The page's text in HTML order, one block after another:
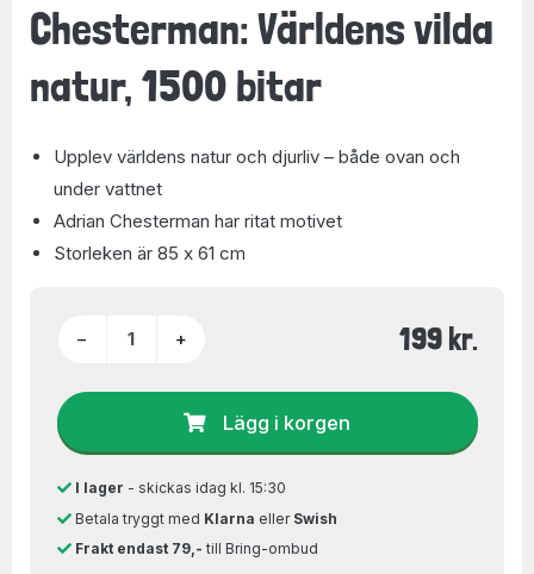
Chesterman: Världens vilda
natur, 1500 bitar
Upplev världens natur och djurliv – både ovan och
under vattnet
Adrian Chesterman har ritat motivet
Storleken är 85 x 61 cm
− + 199 kr.
Lägg i korgen
I lager - skickas idag kl. 15:30
Betala tryggt med Klarna eller Swish
Frakt endast 79,- till Bring-ombud